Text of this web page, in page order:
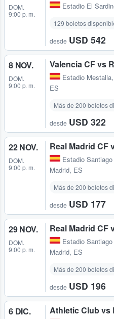
DOM.
9:00 p. m.
Estadio El
129 boletos
desde USD 542
8 NOV.
DOM.
9:00 p. m.
Valencia CF vs
Estadio Mestalla,
ES
Más de 200 boletos
desde USD 322
22 NOV.
DOM.
9:00 p. m.
Real Madrid CF
Estadio
Madrid, ES
Más de 200 boletos
desde USD 177
29 NOV.
DOM.
9:00 p. m.
Real Madrid CF
Estadio
Madrid, ES
Más de 200 boletos
desde USD 196
6 DIC. Athletic Club vs